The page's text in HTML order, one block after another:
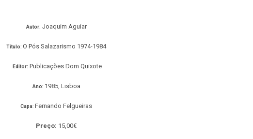
Autor: Joaquim Aguiar
Título: O Pós Salazarismo 1974-1984
Editor: Publicações Dom Quixote
Ano: 1985, Lisboa
Capa: Fernando Felgueiras
Preço: 15,00€